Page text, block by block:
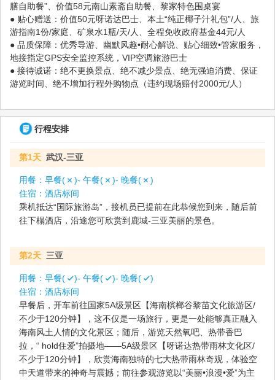
膳自助餐”、价值58元南山素斋自助餐、黎家特色围桌宴
● 贴心赠送：价值50元呀诺达巴士、本土“纯正椰子汁礼包”/人、旅
游指南1份/家庭、矿泉水1瓶/天/人、全程免收政府基金44元/人
● 品质保障：优秀导游、幽默风趣•耐心解说、贴心细致•管家服务，
地接指定GPS安全监控系统，VIP空调旅游巴士
● 接待诚诺：绝不更换景点、绝不减少景点、绝无强迫消费、保证
游览时间、绝不增加行程外购物点（违约现场赔付2000元/人）
行程安排
第1天 武汉-三亚
用餐： 早餐( )- 午餐( )- 晚餐(
)
住宿： 酒店标间
乘机抵达“国际旅游岛”，接机员已提前在此恭候您到来，随后前
往下榻酒店，沿途您可欣赏到鹿城-三亚美丽的景色。
第2天 三亚
用餐： 早餐( )- 午餐( )- 晚餐(
)
住宿： 酒店标间
早餐后，开车前往国家5A级景区【海南槟榔谷黎苗文化旅游区/
不少于120分钟】，这不仅是一场旅行，更是一处能够真正融入
海南风土人情的文化景区；随后，游览天然氧吧、热带香巴
拉，“ hold住爱”拍摄地——5A级景区【呀诺达热带雨林文化区/
不少于120分钟】，欣赏海南独特的七大热带雨林奇观，体验空
中天道带来的神奇与震撼；前往参观游览以“美丽•浪漫•爱”为主